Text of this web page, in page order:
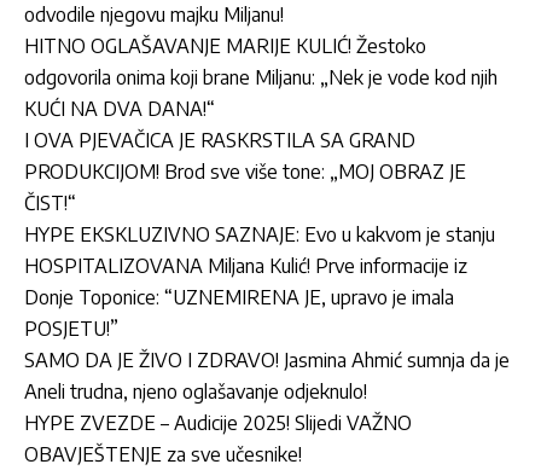
odvodile njegovu majku Miljanu!
HITNO OGLAŠAVANJE MARIJE KULIĆ! Žestoko
odgovorila onima koji brane Miljanu: „Nek je vode kod njih
KUĆI NA DVA DANA!“
I OVA PJEVAČICA JE RASKRSTILA SA GRAND
PRODUKCIJOM! Brod sve više tone: „MOJ OBRAZ JE
ČIST!“
HYPE EKSKLUZIVNO SAZNAJE: Evo u kakvom je stanju
HOSPITALIZOVANA Miljana Kulić! Prve informacije iz
Donje Toponice: “UZNEMIRENA JE, upravo je imala
POSJETU!”
SAMO DA JE ŽIVO I ZDRAVO! Jasmina Ahmić sumnja da je
Aneli trudna, njeno oglašavanje odjeknulo!
HYPE ZVEZDE – Audicije 2025! Slijedi VAŽNO
OBAVJEŠTENJE za sve učesnike!